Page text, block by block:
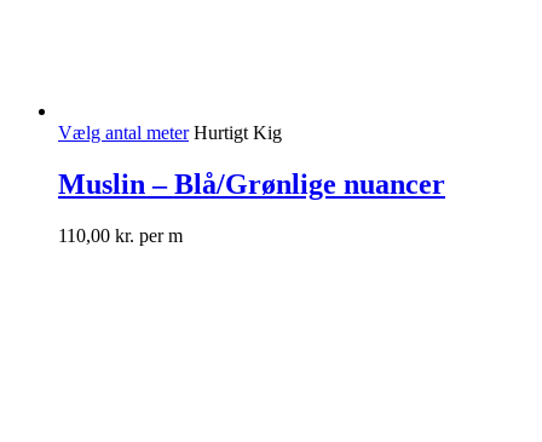
Vælg antal meter Hurtigt Kig
Muslin – Blå/Grønlige nuancer
110,00 kr. per m